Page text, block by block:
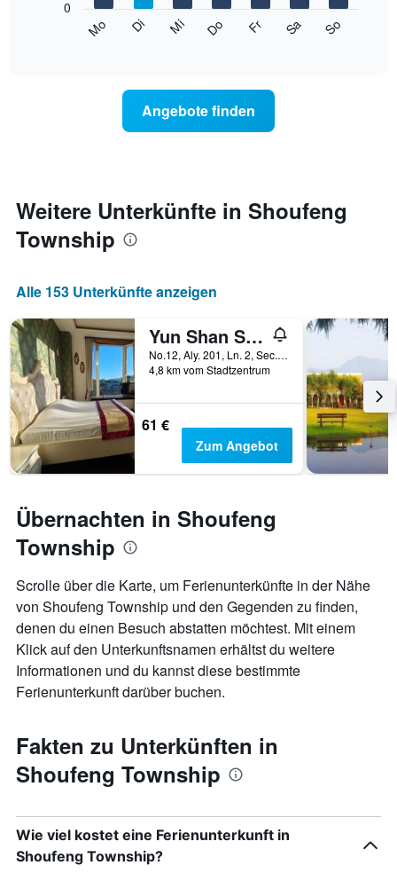
durchschnittlichen
jeweiligen
Wochentag.
Das
Diagramm
1
X-
Achse,
die
die
Wochentage
anzeigt.
Das
Diagramm
hat
1
Y-
den
durchschnittlichen
Zimmerpreis
Mo Di Mi Do Fr Sa So
0
Angebote finden
Weitere Unterkünfte in Shoufeng
Township
Alle 153 Unterkünfte anzeigen
Yun Shan Shui Yi Cui Hsuan Resort
No.12, Aly. 201, Ln. 2, Sec. 2, Fengping Rd., Shoufeng Township, Taiwan
4,8 km vom Stadtzentrum
61 €
Zum Angebot
Übernachten in Shoufeng
Township
Scrolle über die Karte, um Ferienunterkünfte in der Nähe
von Shoufeng Township und den Gegenden zu finden,
denen du einen Besuch abstatten möchtest. Mit einem
Klick auf den Unterkunftsnamen erhältst du weitere
Informationen und du kannst diese bestimmte
Ferienunterkunft darüber buchen.
Fakten zu Unterkünften in
Shoufeng Township
Wie viel kostet eine Ferienunterkunft in
Shoufeng Township?